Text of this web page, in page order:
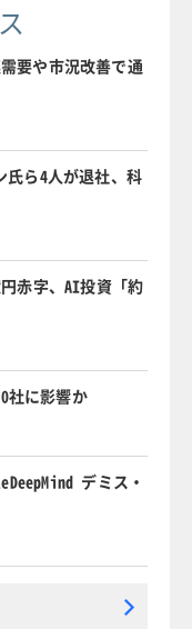
要や市況改善で通
氏ら4人が退社、科
赤字、AI投資「約
社に影響か
デミス・